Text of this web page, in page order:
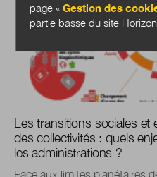
Les transitions sociales et
des collectivités : quels
les administrations ?
page «Gestion des
partie basse du site